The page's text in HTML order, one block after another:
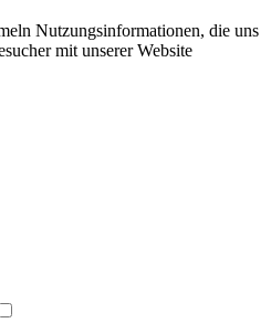
Nutzungsinformationen, die uns
mit unserer Website